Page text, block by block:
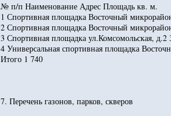
№ п/п Наименование Адрес Площадь кв. м.
1 Спортивная площадка Восточный
2 Спортивная площадка Восточный
3 Спортивная площадка ул.Комсомольская, д.2
4 Универсальная спортивная площадка
Итого 1 740
7. Перечень газонов, парков, скверов